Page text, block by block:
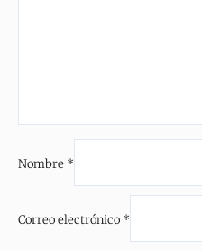
Nombre *
Correo electrónico *